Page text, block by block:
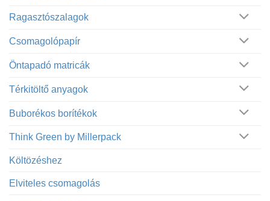
Ragasztószalagok
Csomagolópapír
Öntapadó matricák
Térkitöltő anyagok
Buborékos borítékok
Think Green by Millerpack
Költözéshez
Elviteles csomagolás